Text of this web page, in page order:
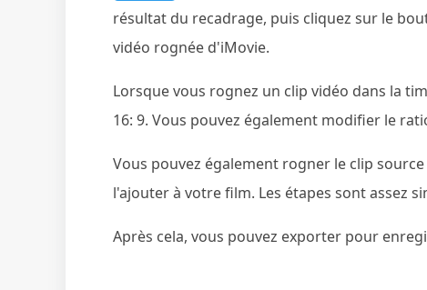
résultat du recadrage, puis cliquez sur le
vidéo rognée d'iMovie.
Lorsque vous rognez un clip vidéo dans la
16: 9. Vous pouvez également modifier le
Vous pouvez également rogner le clip
l'ajouter à votre film. Les étapes sont assez
Après cela, vous pouvez exporter pour